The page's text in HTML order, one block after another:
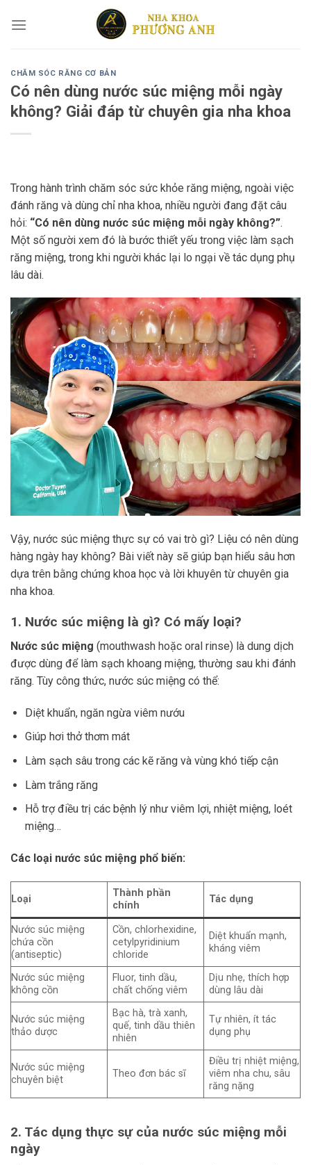
CHĂM SÓC RĂNG CƠ BẢN
Có nên dùng nước súc miệng mỗi ngày
không? Giải đáp từ chuyên gia nha khoa
Trong hành trình chăm sóc sức khỏe răng miệng, ngoài việc
đánh răng và dùng chỉ nha khoa, nhiều người đang đặt câu
hỏi: “Có nên dùng nước súc miệng mỗi ngày không?”.
Một số người xem đó là bước thiết yếu trong việc làm sạch
răng miệng, trong khi người khác lại lo ngại về tác dụng phụ
lâu dài.
Vậy, nước súc miệng thực sự có vai trò gì? Liệu có nên dùng
hàng ngày hay không? Bài viết này sẽ giúp bạn hiểu sâu hơn
dựa trên bằng chứng khoa học và lời khuyên từ chuyên gia
nha khoa.
1. Nước súc miệng là gì? Có mấy loại?
Nước súc miệng (mouthwash hoặc oral rinse) là dung dịch
được dùng để làm sạch khoang miệng, thường sau khi đánh
răng. Tùy công thức, nước súc miệng có thể:
Diệt khuẩn, ngăn ngừa viêm nướu
Giúp hơi thở thơm mát
Làm sạch sâu trong các kẽ răng và vùng khó tiếp cận
Làm trắng răng
Hỗ trợ điều trị các bệnh lý như viêm lợi, nhiệt miệng, loét
miệng…
Các loại nước súc miệng phổ biến:
Loại
Thành phần
chính
Tác dụng
Nước súc miệng
chứa cồn
(antiseptic)
Cồn, chlorhexidine,
cetylpyridinium
chloride
Diệt khuẩn mạnh,
kháng viêm
Nước súc miệng
không cồn
Fluor, tinh dầu,
chất chống viêm
Dịu nhẹ, thích hợp
dùng lâu dài
Nước súc miệng
thảo dược
Bạc hà, trà xanh,
quế, tinh dầu thiên
nhiên
Tự nhiên, ít tác
dụng phụ
Nước súc miệng
chuyên biệt
Theo đơn bác sĩ
Điều trị nhiệt miệng,
viêm nha chu, sâu
răng nặng
2. Tác dụng thực sự của nước súc miệng mỗi
ngày